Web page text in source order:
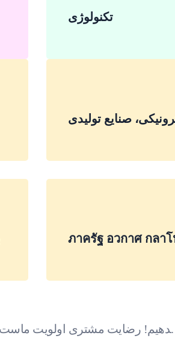
تکنولوژی
صنایع تولیدی
ภาครัฐ อวกาศ กลา
ما بهترین را تحویل می‎دهیم! رضایت مشتری اولویت ماست.